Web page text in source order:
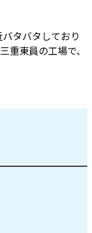
タバタしており
重東員の工場で、